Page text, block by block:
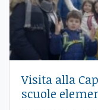
Visita alla
scuole